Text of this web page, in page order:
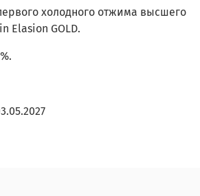
холодного отжима высшего
Elasion GOLD.